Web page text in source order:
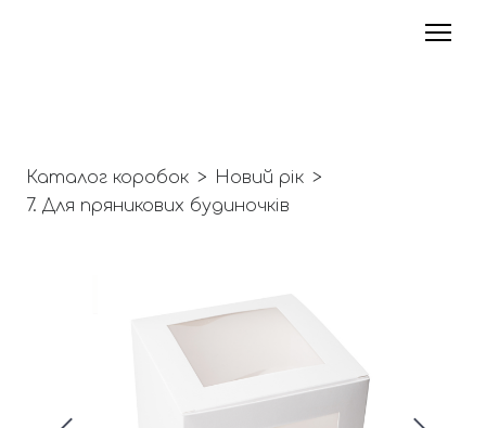
Каталог коробок
Новий рік
7. Для пряникових будиночків